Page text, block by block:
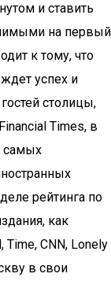
и ставить
на первый
к тому, что
успех и
столицы,
Times, в
самых
рейтинга по
как
Time, CNN, Lonely
в свои